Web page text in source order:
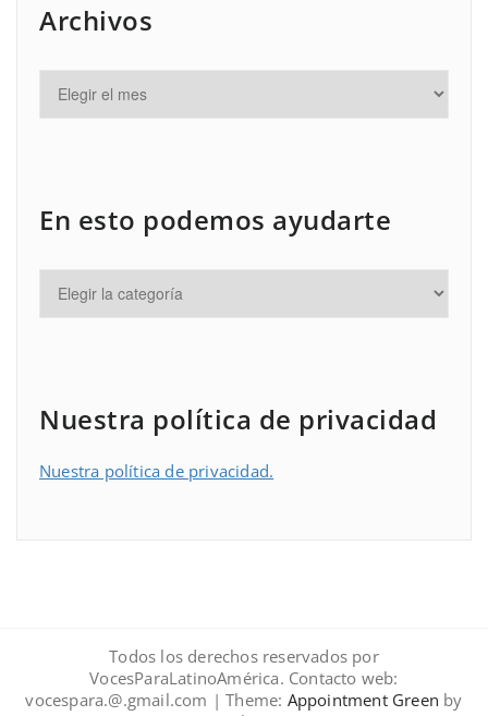
Archivos
En esto podemos ayudarte
Nuestra política de privacidad
Nuestra política de privacidad.
Todos los derechos reservados por
VocesParaLatinoAmérica. Contacto web:
vocespara.@.gmail.com | Theme: Appointment Green by